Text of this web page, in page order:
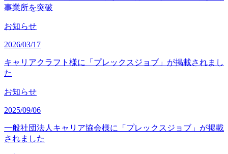
事業所を突破
お知らせ
2026/03/17
キャリアクラフト様に「プレックスジョブ」が掲載されまし
た
お知らせ
2025/09/06
一般社団法人キャリア協会様に「プレックスジョブ」が掲載
されました